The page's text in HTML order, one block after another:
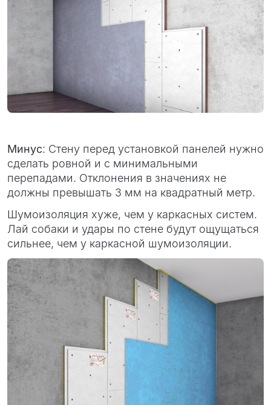
Минус: Стену перед установкой панелей нужно
сделать ровной и с минимальными
перепадами. Отклонения в значениях не
должны превышать 3 мм на квадратный метр.
Шумоизоляция хуже, чем у каркасных систем.
Лай собаки и удары по стене будут ощущаться
сильнее, чем у каркасной шумоизоляции.